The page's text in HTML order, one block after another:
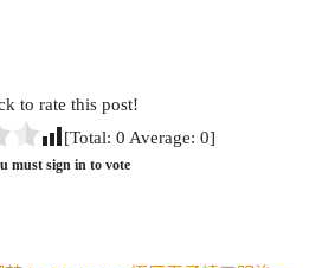
to rate this post!
[Total: 0 Average: 0]
must sign in to vote